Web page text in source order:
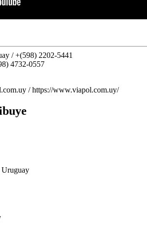
/+(598) 2202-5441
4732-0557
/https://www.viapol.com.uy/
Uruguay